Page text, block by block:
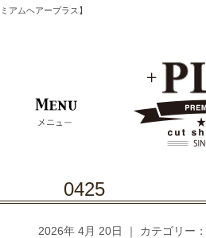
アムヘアープラス】
0425
2026年 4月 20日 ｜ カテゴリー：